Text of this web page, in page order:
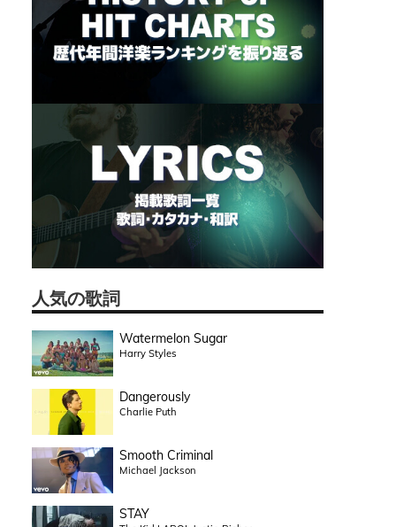
人気の歌詞
Watermelon Sugar
Harry Styles
Dangerously
Charlie Puth
Smooth Criminal
Michael Jackson
STAY